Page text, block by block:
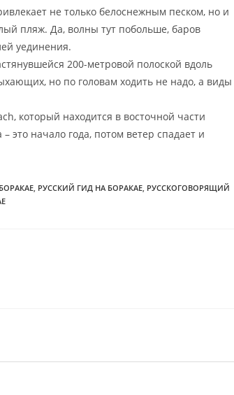
не только белоснежным песком, но и
пляж. Да, волны тут побольше, баров
уединения.
200-метровой полоской вдоль
но по головам ходить не надо, а виды
который находится в восточной части
начало года, потом ветер спадает и
РУССКИЙ ГИД НА БОРАКАЕ РУССКОГОВОРЯЩИЙ